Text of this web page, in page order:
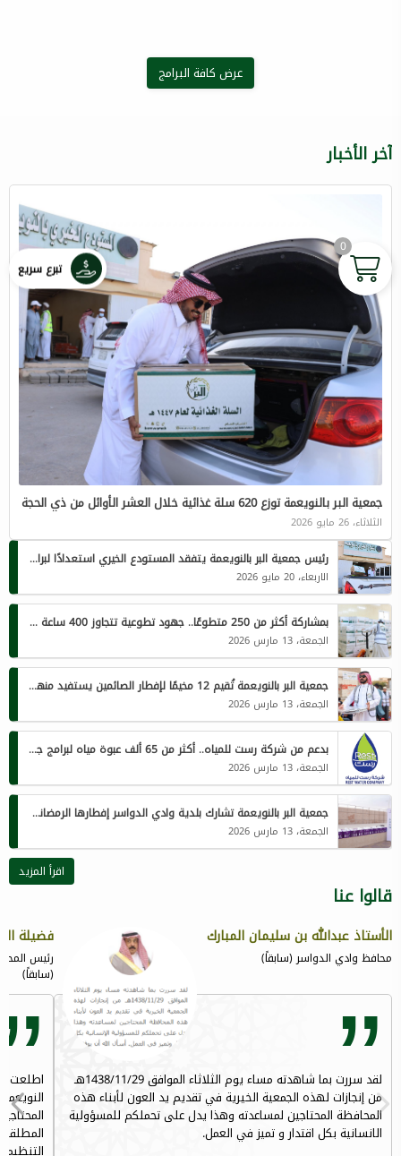
عرض كافة البرامج
آخر الأخبار
جمعية البر بالنويعمة توزع 620 سلة غذائية خلال العشر الأوائل من ذي الحجة
الثلاثاء، 26 مايو 2026
رئيس جمعية البر بالنويعمة يتفقد المستودع الخيري استعدادًا لبرامج ذي الحجة 1447هـ
الاربعاء، 20 مايو 2026
بمشاركة أكثر من 250 متطوعًا.. جهود تطوعية تتجاوز 400 ساعة لخدمة الصائمين في جمعية النويعمة
الجمعة، 13 مارس 2026
جمعية البر بالنويعمة تُقيم 12 مخيمًا لإفطار الصائمين يستفيد منها أكثر من 1450 فردًا يوميًا
الجمعة، 13 مارس 2026
بدعم من شركة رست للمياه.. أكثر من 65 ألف عبوة مياه لبرامج جمعية البر الخيرية بالنويعمة الرمضانية
الجمعة، 13 مارس 2026
جمعية البر بالنويعمة تشارك بلدية وادي الدواسر إفطارها الرمضاني لمنسوبيها المقيمين
الجمعة، 13 مارس 2026
اقرأ المزيد
قالوا عنا
الأستاذ عبدالله بن سليمان المبارك
محافظ وادي الدواسر (سابقاً)
لقد سررت بما شاهدته مساء يوم الثلاثاء الموافق 1438/11/29هـ
من إنجازات لهذه الجمعية الخيرية في تقديم يد العون لأبناء هذه
المحافظة المحتاجين لمساعدته وهذا يدل على تحملكم للمسؤولية
الانسانية بكل اقتدار و تميز في العمل.
فضيلة
رئيس
(سابقاً)
اطلعت
تبرع سريع
0